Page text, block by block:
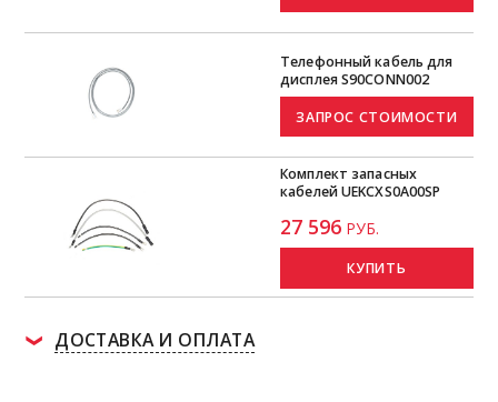
Телефонный кабель для
дисплея S90CONN002
Комплект запасных
кабелей UEKCXS0A00SP
27 596 РУБ.
КУПИТЬ
ДОСТАВКА И ОПЛАТА